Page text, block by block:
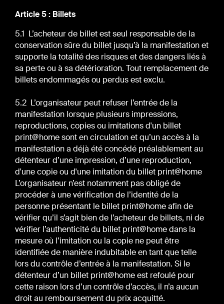
Article 5 : Billets
5.1 L’acheteur de billet est seul responsable de la
conservation sûre du billet jusqu’à la manifestation et
supporte la totalité des risques et des dangers liés à
sa perte ou à sa détérioration. Tout remplacement de
billets endommagés ou perdus est exclu.
5.2 L’organisateur peut refuser l’entrée de la
manifestation lorsque plusieurs impressions,
reproductions, copies ou imitations d'un billet
print@home sont en circulation et qu’un accès à la
manifestation a déjà été concédé préalablement au
détenteur d’une impression, d’une reproduction,
d'une copie ou d'une imitation du billet print@home
L’organisateur n’est notamment pas obligé de
procéder à une vérification de l’identité de la
personne présentant le billet print@home afin de
vérifier qu’il s’agit bien de l’acheteur de billets, ni de
vérifier l’authenticité du billet print@home dans la
mesure où l’imitation ou la copie ne peut être
identifiée de manière indubitable en tant que telle
lors du contrôle d’entrée à la manifestation. Si le
détenteur d’un billet print@home est refoulé pour
cette raison lors d’un contrôle d’accès, il n’a aucun
droit au remboursement du prix acquitté.